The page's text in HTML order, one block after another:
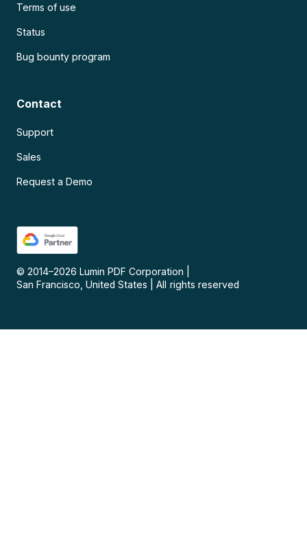
Terms of use
Status
Bug bounty program
Contact
Support
Sales
Request a Demo
© 2014–2026 Lumin PDF Corporation
San Francisco, United States
All rights reserved